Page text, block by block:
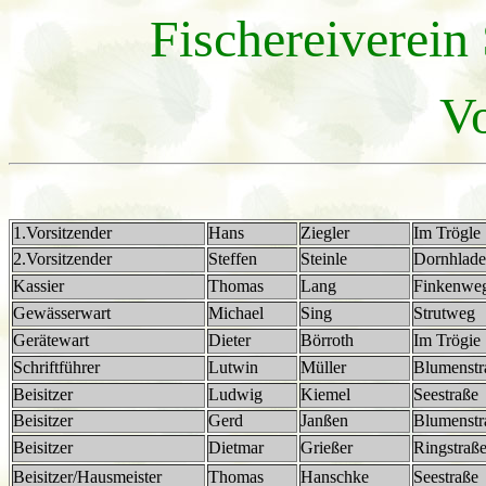
Fischereiverein
1.Vorsitzender Hans Ziegler
Im Trögle
2.Vorsitzender
Steffen Steinle
Kassier
Thomas Lang
Gewässerwart
Michael Sing
Strutweg
Gerätewart
Dieter Börroth
Im Trögie
Schriftführer
Lutwin Müller
Beisitzer
Ludwig Kiemel
Seestraße
Beisitzer
Gerd Janßen
Beisitzer
Dietmar Grießer
Ringstraße
Beisitzer/Hausmeister
Thomas Hanschke Seestraße